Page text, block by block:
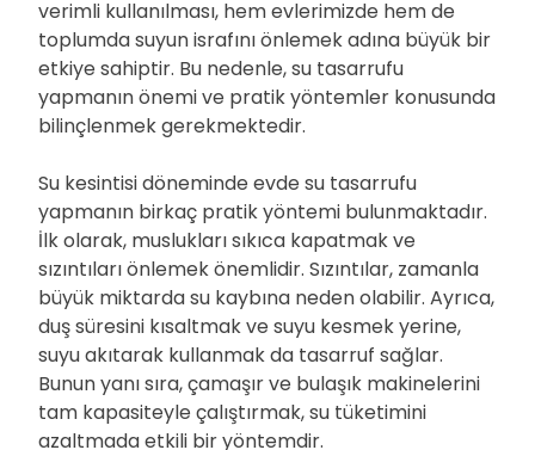
verimli kullanılması, hem evlerimizde hem de
toplumda suyun israfını önlemek adına büyük bir
etkiye sahiptir. Bu nedenle, su tasarrufu
yapmanın önemi ve pratik yöntemler konusunda
bilinçlenmek gerekmektedir.
Su kesintisi döneminde evde su tasarrufu
yapmanın birkaç pratik yöntemi bulunmaktadır.
İlk olarak, muslukları sıkıca kapatmak ve
sızıntıları önlemek önemlidir. Sızıntılar, zamanla
büyük miktarda su kaybına neden olabilir. Ayrıca,
duş süresini kısaltmak ve suyu kesmek yerine,
suyu akıtarak kullanmak da tasarruf sağlar.
Bunun yanı sıra, çamaşır ve bulaşık makinelerini
tam kapasiteyle çalıştırmak, su tüketimini
azaltmada etkili bir yöntemdir.